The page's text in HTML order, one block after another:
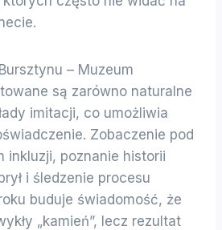
– Muzeum
są zarówno naturalne
imitacji, co umożliwia
Zobaczenie pod
inkluzji, poznanie historii
i śledzenie procesu
buduje świadomość, że
„kamień”, lecz rezultat